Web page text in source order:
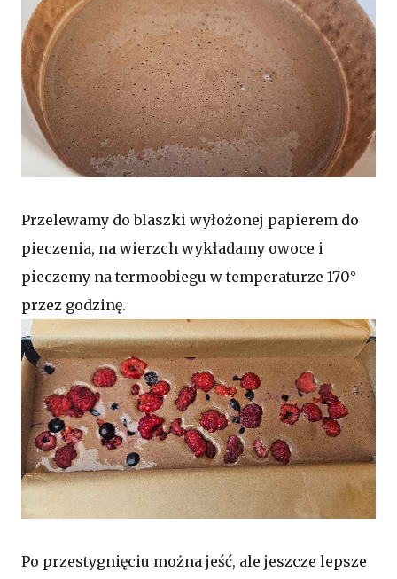
Przelewamy do blaszki wyłożonej papierem do
pieczenia, na wierzch wykładamy owoce i
pieczemy na termoobiegu w temperaturze 170°
przez godzinę.
Po przestygnięciu można jeść, ale jeszcze lepsze